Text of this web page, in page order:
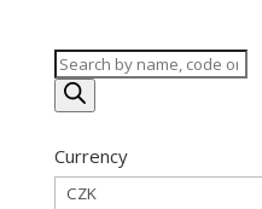
Products
search
Currency